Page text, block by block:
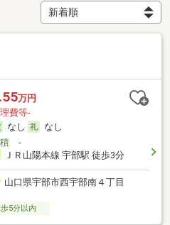
万円
費等-
なし
なし
-
ＪＲ山陽本線 宇部駅 徒歩3分
山口県宇部市西宇部南４丁目
5分以内